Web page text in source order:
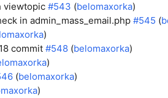
viewtopic #543 (belomaxorka)
in admin_mass_email.php #545 (
)
commit #548 (belomaxorka)
)
(belomaxorka)
)